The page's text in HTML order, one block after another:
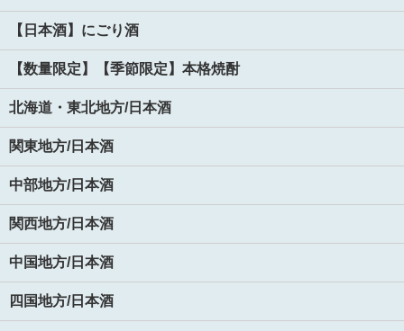
【日本酒】にごり酒
【数量限定】【季節限定】本格焼酎
北海道・東北地方/日本酒
関東地方/日本酒
中部地方/日本酒
関西地方/日本酒
中国地方/日本酒
四国地方/日本酒